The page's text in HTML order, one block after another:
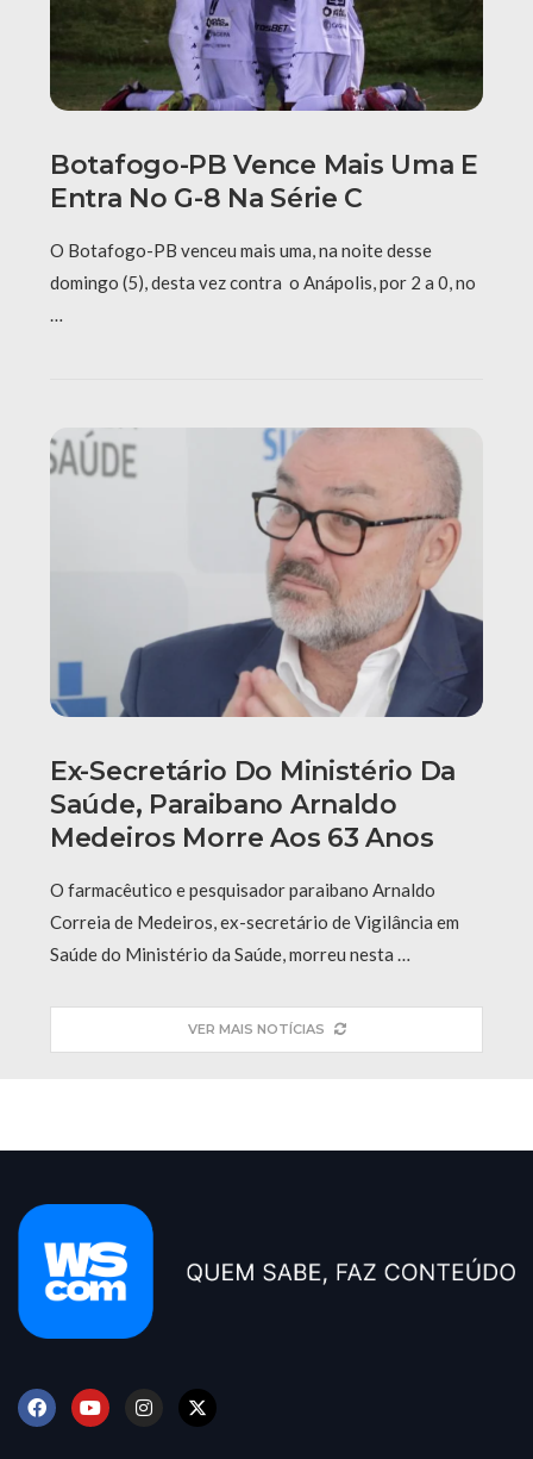
Botafogo-PB Vence Mais Uma E
Entra No G-8 Na Série C
O Botafogo-PB venceu mais uma, na noite desse
domingo (5), desta vez contra o Anápolis, por 2 a 0, no
…
Ex-Secretário Do Ministério Da
Saúde, Paraibano Arnaldo
Medeiros Morre Aos 63 Anos
O farmacêutico e pesquisador paraibano Arnaldo
Correia de Medeiros, ex-secretário de Vigilância em
Saúde do Ministério da Saúde, morreu nesta …
VER MAIS NOTÍCIAS